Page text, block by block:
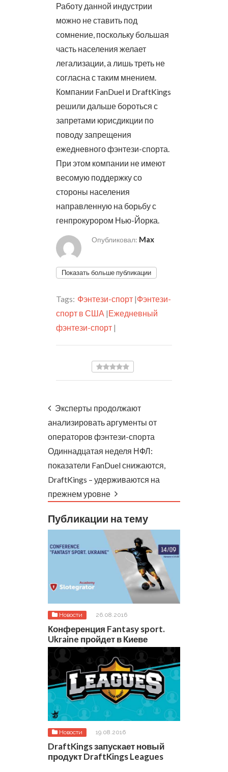
Работу данной индустрии
можно не ставить под
сомнение, поскольку большая
часть населения желает
легализации, а лишь треть не
согласна с таким мнением.
Компании FanDuel и DraftKings
решили дальше бороться с
запретами юрисдикции по
поводу запрещения
ежедневного фэнтези-спорта.
При этом компании не имеют
весомую поддержку со
стороны населения
направленную на борьбу с
генпрокурором Нью-Йорка.
Опубликовал: Max
Показать больше публикации
Tags: Фэнтези-спорт |Фэнтези-
спорт в США |Ежедневный
фэнтези-спорт |
Эксперты продолжают
анализировать аргументы от
операторов фэнтези-спорта
Одиннадцатая неделя НФЛ:
показатели FanDuel снижаются,
DraftKings – удерживаются на
прежнем уровне
Публикации на тему
Новости 26.08.2016
Конференция Fantasy sport.
Ukraine пройдет в Киеве
Новости 19.08.2016
DraftKings запускает новый
продукт DraftKings Leagues